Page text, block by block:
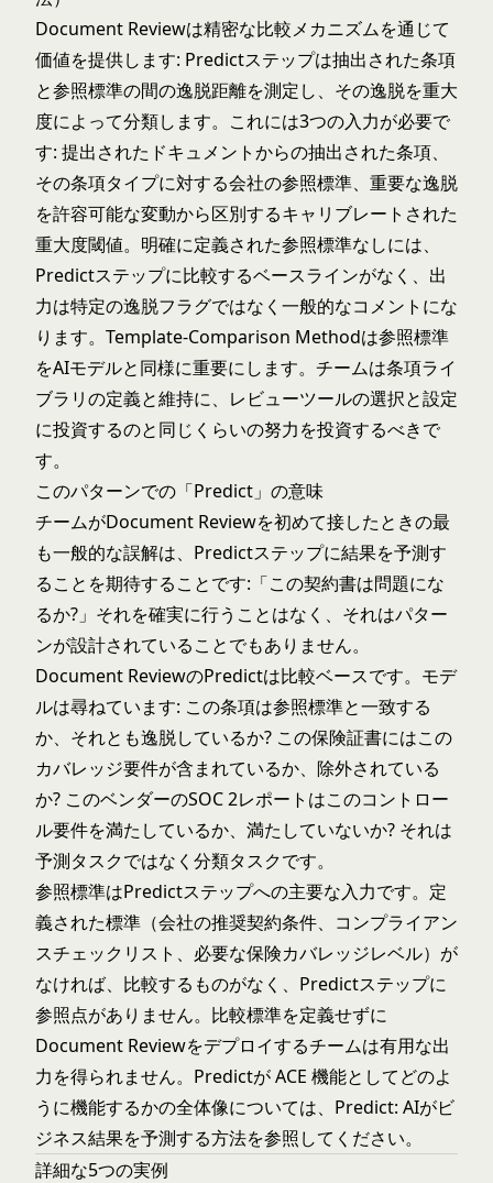
Document Reviewは精密な比較メカニズムを通じて
価値を提供します: Predictステップは抽出された条項
と参照標準の間の逸脱距離を測定し、その逸脱を重大
度によって分類します。これには3つの入力が必要で
す: 提出されたドキュメントからの抽出された条項、
その条項タイプに対する会社の参照標準、重要な逸脱
を許容可能な変動から区別するキャリブレートされた
重大度閾値。明確に定義された参照標準なしには、
Predictステップに比較するベースラインがなく、出
力は特定の逸脱フラグではなく一般的なコメントにな
ります。Template-Comparison Methodは参照標準
をAIモデルと同様に重要にします。チームは条項ライ
ブラリの定義と維持に、レビューツールの選択と設定
に投資するのと同じくらいの努力を投資するべきで
す。
このパターンでの「Predict」の意味
チームがDocument Reviewを初めて接したときの最
も一般的な誤解は、Predictステップに結果を予測す
ることを期待することです:「この契約書は問題にな
るか?」それを確実に行うことはなく、それはパター
ンが設計されていることでもありません。
Document ReviewのPredictは比較ベースです。モデ
ルは尋ねています: この条項は参照標準と一致する
か、それとも逸脱しているか? この保険証書にはこの
カバレッジ要件が含まれているか、除外されている
か? このベンダーのSOC 2レポートはこのコントロー
ル要件を満たしているか、満たしていないか? それは
予測タスクではなく分類タスクです。
参照標準はPredictステップへの主要な入力です。定
義された標準（会社の推奨契約条件、コンプライアン
スチェックリスト、必要な保険カバレッジレベル）が
なければ、比較するものがなく、Predictステップに
参照点がありません。比較標準を定義せずに
Document Reviewをデプロイするチームは有用な出
力を得られません。Predictが ACE 機能としてどのよ
うに機能するかの全体像については、 Predict: AIがビ
ジネス結果を予測する方法を参照してください。
詳細な5つの実例